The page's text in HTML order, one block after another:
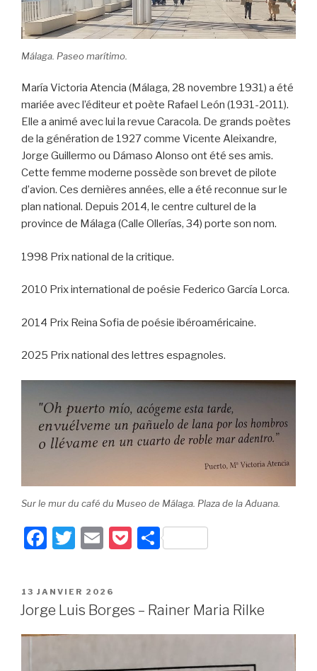
Málaga. Paseo marítimo.
María Victoria Atencia (Málaga, 28 novembre 1931) a été
mariée avec l’éditeur et poète Rafael León (1931-2011).
Elle a animé avec lui la revue Caracola. De grands poètes
de la génération de 1927 comme Vicente Aleixandre,
Jorge Guillermo ou Dámaso Alonso ont été ses amis.
Cette femme moderne possède son brevet de pilote
d’avion. Ces dernières années, elle a été reconnue sur le
plan national. Depuis 2014, le centre culturel de la
province de Málaga (Calle Ollerías, 34) porte son nom.
1998 Prix national de la critique.
2010 Prix international de poésie Federico García Lorca.
2014 Prix Reina Sofia de poésie ibéroaméricaine.
2025 Prix national des lettres espagnoles.
Sur le mur du café du Museo de Málaga. Plaza de la Aduana.
F
c
e
b
T
tt
er
E
ail
P
k
et
P
g
er
PUBLIÉ
LE
13 JANVIER 2026
Jorge Luis Borges – Rainer Maria Rilke